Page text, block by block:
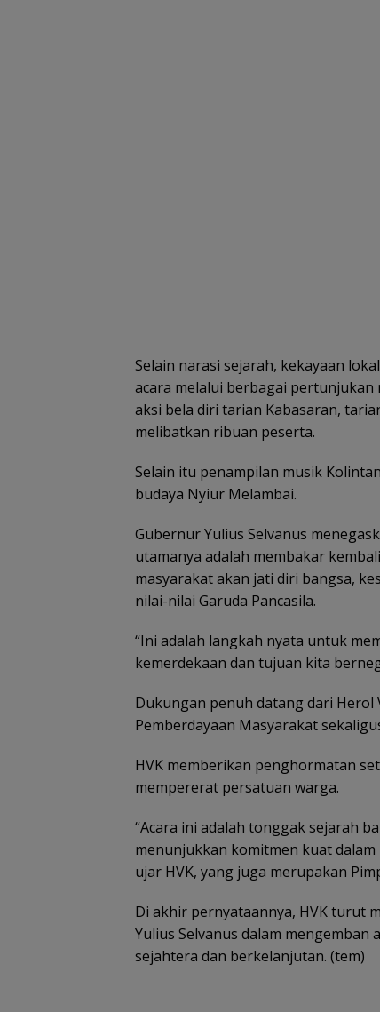
Selain narasi sejarah, kekayaan
acara melalui berbagai pertunjukan
aksi bela diri tarian Kabasaran,
melibatkan ribuan peserta.
Selain itu penampilan musik
budaya Nyiur Melambai.
Gubernur Yulius Selvanus
utamanya adalah membakar
masyarakat akan jati diri bangsa,
nilai-nilai Garuda Pancasila.
“Ini adalah langkah nyata untuk
kemerdekaan dan tujuan kita
Dukungan penuh datang dari Herol
Pemberdayaan Masyarakat
HVK memberikan penghormatan
mempererat persatuan warga.
“Acara ini adalah tonggak sejarah
menunjukkan komitmen kuat
ujar HVK, yang juga merupakan
Di akhir pernyataannya, HVK turut
Yulius Selvanus dalam mengemban
sejahtera dan berkelanjutan. (tem)